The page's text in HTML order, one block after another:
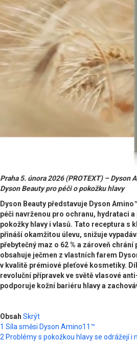
Praha 5. února 2026 (PROTEXT) – Dyson
Dyson Beauty pro péči o pokožku hlavy
Dyson Beauty představuje Dyson
péči navrženou pro ochranu, hydrataci
pokožky hlavy i vlasů. Tato receptura s
přináší okamžitou úlevu, snižuje
přebytečný maz o 62 % a zároveň
obsahuje ječmen z vlastních farem
v kvalitě prémiové pleťové kosmetiky.
revoluční přípravek ve světě vlasové
podporuje kožní bariéru hlavy a
Obsah Skrýt
1 Síla směsi Dyson Amino11™
2 Problémy s pokožkou hlavy se odrážejí i